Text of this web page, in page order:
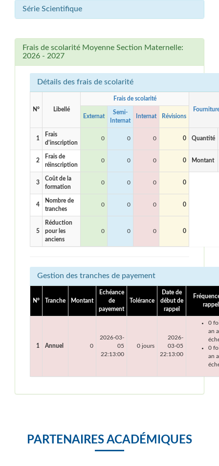
Série Scientifique
Frais de scolarité Moyenne Section Maternelle:
2026 - 2027
Détails des frais de scolarité
N° Libellé
Frais de scolarité
Externat
Semi-
Internat
Internat Révisions
1
Frais
d'inscription
0 0 0 0 Quantité
2
Frais de
réinscription
0 0 0 0 Montant
3
Coût de la
formation
0 0 0 0
4
Nombre de
tranches
0 0 0 0
5
Réduction
pour les
anciens
0 0 0 0
Gestion des tranches de payement
N° Tranche Montant
Echéance
de
payement
Tolérance
Date de
début de
rappel
rappel
1 Annuel 0
2026-03-
05
22:13:00
0 jours
2026-
03-05
22:13:00
0
an
0
an
PARTENAIRES ACADÉMIQUES